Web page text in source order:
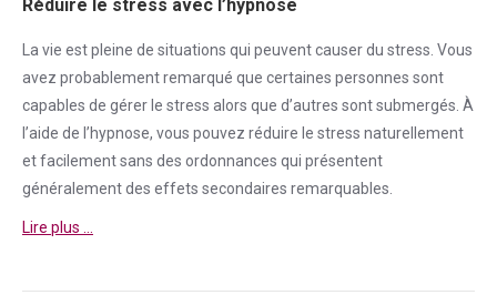
Réduire le stress avec l’hypnose
La vie est pleine de situations qui peuvent causer du stress . Vous
avez probablement remarqué que certaines personnes sont
capables de gérer le stress alors que d’autres sont submergés. À
l’aide de l’hypnose, vous pouvez réduire le stress naturellement
et facilement sans des ordonnances qui présentent
généralement des effets secondaires remarquables.
Lire plus …